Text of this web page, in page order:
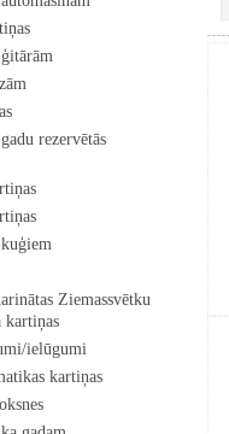
rezervētās
Ziemassvētku
kartiņas
ielūgumi
kartiņas